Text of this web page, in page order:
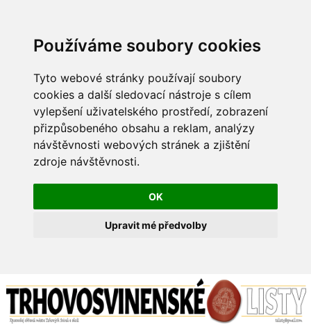
Používáme soubory cookies
Tyto webové stránky používají soubory
cookies a další sledovací nástroje s cílem
vylepšení uživatelského prostředí, zobrazení
přizpůsobeného obsahu a reklam, analýzy
návštěvnosti webových stránek a zjištění
zdroje návštěvnosti.
OK
Upravit mé předvolby